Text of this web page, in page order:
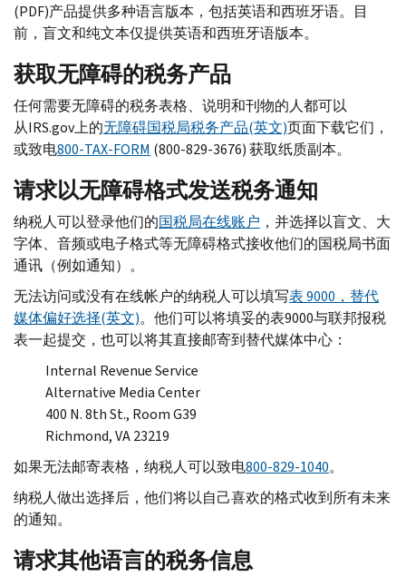
(PDF)产品提供多种语言版本，包括英语和西班牙语。目
前，盲文和纯文本仅提供英语和西班牙语版本。
获取无障碍的税务产品
任何需要无障碍的税务表格、说明和刊物的人都可以
从IRS.gov上的无障碍国税局税务产品(英文)页面下载它们，
或致电800-TAX-FORM (800-829-3676) 获取纸质副本。
请求以无障碍格式发送税务通知
纳税人可以登录他们的国税局在线账户 ，并选择以盲文、大
字体、音频或电子格式等无障碍格式接收他们的国税局书面
通讯（例如通知）。
无法访问或没有在线帐户的纳税人可以填写表 9000，替代
媒体偏好选择(英文)。他们可以将填妥的表9000与联邦报税
表一起提交，也可以将其直接邮寄到替代媒体中心：
Internal Revenue Service
Alternative Media Center
400 N.8th St., Room G39
Richmond, VA23219
如果无法邮寄表格，纳税人可以致电800-829-1040。
纳税人做出选择后，他们将以自己喜欢的格式收到所有未来
的通知。
请求其他语言的税务信息